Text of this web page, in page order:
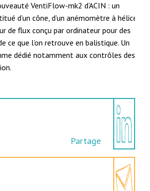
VentiFlow-mk2 d’ACIN : un
d’un cône, d’un anémomètre à hélice et
de flux conçu par ordinateur pour des
ce que l’on retrouve en balistique. Un
dédié notamment aux contrôles des
Partage